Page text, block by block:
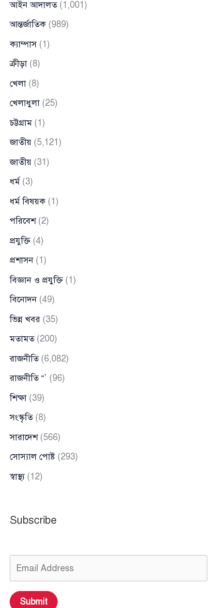
আইন আদালত(1,001)
আন্তর্জাতিক (989)
ক্যাম্পাস(1)
ক্রীড়া (8)
খেলা (8)
খেলাধুলা (25)
চট্টগ্রাম (1)
জাতীয় (5,121)
জাতীয় (31)
ধর্ম (3)
ধর্ম বিষয়ক (1)
পরিবেশ(2)
প্রযুক্তি (4)
প্রশাসন (1)
বিজ্ঞান ও প্রযুক্তি (1)
বিনোদন (49)
ভিন্ন খবর (35)
মতামত(200)
রাজনীতি(6,082)
রাজনীতি “` (96)
শিক্ষা (39)
সংস্কৃতি(8)
সারাদেশ(566)
সোস্যাল পোষ্ট (293)
স্বাস্থ্য(12)
Subscribe
Submit